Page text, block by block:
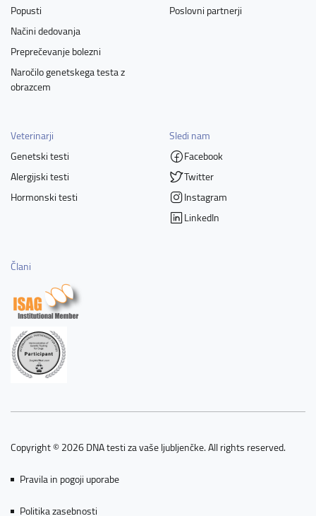
Popusti
Načini dedovanja
Preprečevanje bolezni
Naročilo genetskega testa z
obrazcem
Poslovni partnerji
Veterinarji
Genetski testi
Alergijski testi
Hormonski testi
Sledi nam
Facebook
Twitter
Instagram
LinkedIn
Člani
Copyright © 2026 DNA testi za vaše ljubljenčke. All rights reserved.
Pravila in pogoji uporabe
Politika zasebnosti